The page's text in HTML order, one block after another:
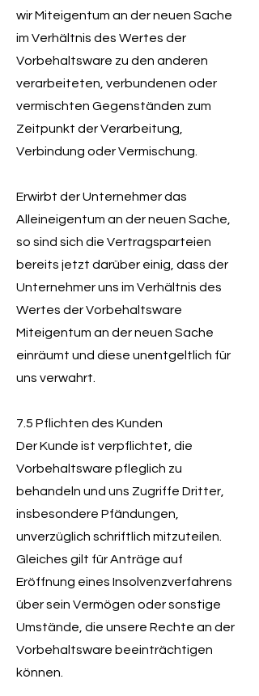
wir Miteigentum an der neuen Sache
im Verhältnis des Wertes der
Vorbehaltsware zu den anderen
verarbeiteten, verbundenen oder
vermischten Gegenständen zum
Zeitpunkt der Verarbeitung,
Verbindung oder Vermischung.
Erwirbt der Unternehmer das
Alleineigentum an der neuen Sache,
so sind sich die Vertragsparteien
bereits jetzt darüber einig, dass der
Unternehmer uns im Verhältnis des
Wertes der Vorbehaltsware
Miteigentum an der neuen Sache
einräumt und diese unentgeltlich für
uns verwahrt.
7.5 Pflichten des Kunden
Der Kunde ist verpflichtet, die
Vorbehaltsware pfleglich zu
behandeln und uns Zugriffe Dritter,
insbesondere Pfändungen,
unverzüglich schriftlich mitzuteilen.
Gleiches gilt für Anträge auf
Eröffnung eines Insolvenzverfahrens
über sein Vermögen oder sonstige
Umstände, die unsere Rechte an der
Vorbehaltsware beeinträchtigen
können.